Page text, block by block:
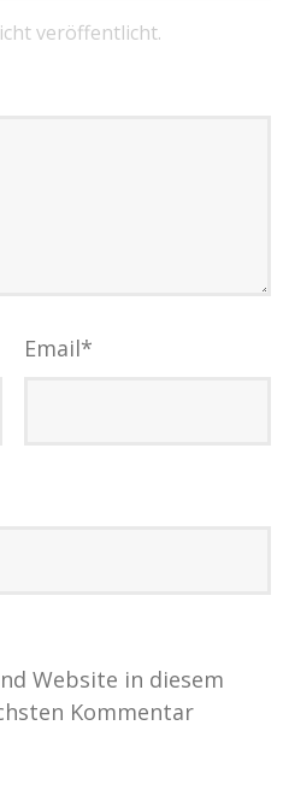
veröffentlicht.
Email*
Website in diesem
Kommentar